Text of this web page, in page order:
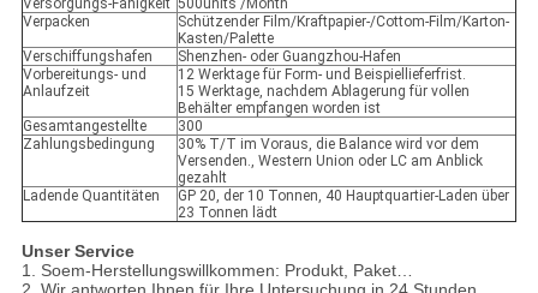
Versorgungs-Fähigkeit 500units /Month
Verpacken
Schützender Film/Kraftpapier-/Cottom-Film/Karton-
Kasten/Palette
Verschiffungshafen
Shenzhen- oder Guangzhou-Hafen
Vorbereitungs- und
Anlaufzeit
12 Werktage für Form- und Beispiellieferfrist.
15 Werktage, nachdem Ablagerung für vollen
Behälter empfangen worden ist
Gesamtangestellte
300
Zahlungsbedingung
30% T/T im Voraus, die Balance wird vor dem
Versenden., Western Union oder LC am Anblick
gezahlt
Ladende Quantitäten
GP 20, der 10 Tonnen, 40 Hauptquartier-Laden über
23 Tonnen lädt
Unser Service
1. Soem-Herstellungswillkommen: Produkt, Paket…